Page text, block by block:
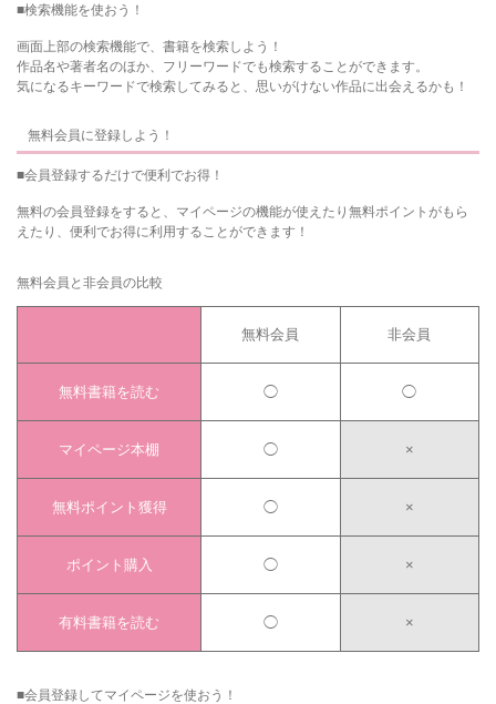
■検索機能を使おう！
画面上部の検索機能で、書籍を検索しよう！
作品名や著者名のほか、フリーワードでも検索することができます。
気になるキーワードで検索してみると、思いがけない作品に出会えるかも！
無料会員に登録しよう！
■会員登録するだけで便利でお得！
無料の会員登録をすると、マイページの機能が使えたり無料ポイントがもら
えたり、便利でお得に利用することができます！
無料会員と非会員の比較
無料書籍を読む
マイページ本棚
無料ポイント獲得
ポイント購入
有料書籍を読む
無料会員
◯
◯
◯
◯
◯
非会員
◯
×
×
×
×
■会員登録してマイページを使おう！